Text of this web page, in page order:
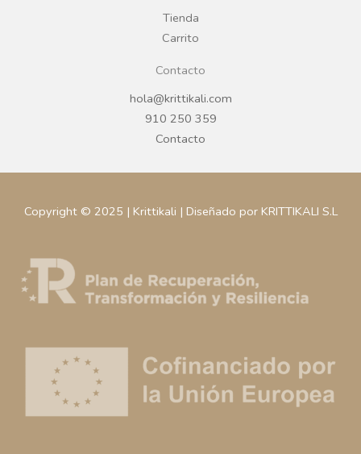
Tienda
Carrito
Contacto
hola@krittikali.com
910 250 359
Contacto
Copyright © 2025 | Krittikali | Diseñado por KRITTIKALI S.L